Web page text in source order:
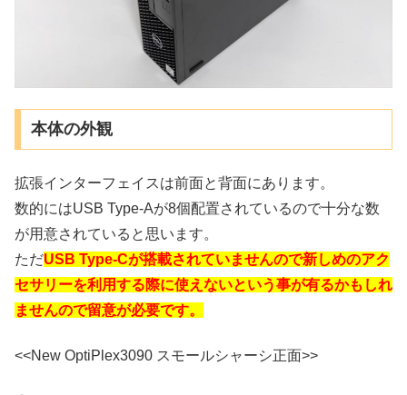
本体の外観
拡張インターフェイスは前面と背面にあります。
数的にはUSB Type-Aが8個配置されているので十分な数
が用意されていると思います。
ただUSB Type-Cが搭載されていませんので新しめのアク
セサリーを利用する際に使えないという事が有るかもしれ
ませんので留意が必要です。
<<New OptiPlex3090 スモールシャーシ正面>>